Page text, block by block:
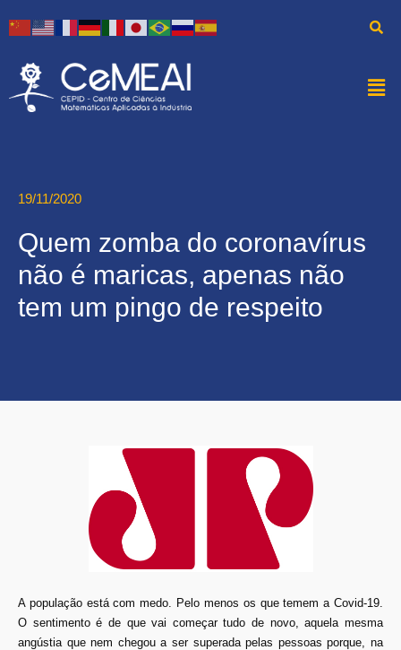
19/11/2020
Quem zomba do coronavírus
não é maricas, apenas não
tem um pingo de respeito
A população está com medo. Pelo menos os que temem a Covid-19.
O sentimento é de que vai começar tudo de novo, aquela mesma
angústia que nem chegou a ser superada pelas pessoas porque, na